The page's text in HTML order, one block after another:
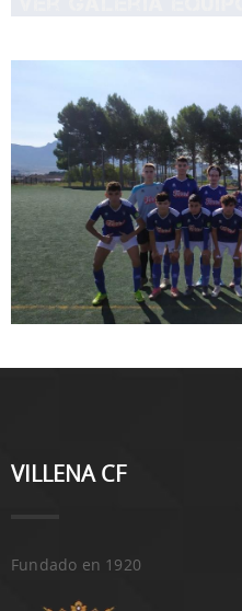
VILLENA CF
Fundado en 1920